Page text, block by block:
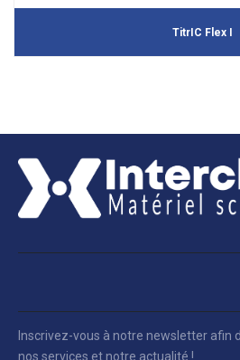
TitrIC Flex I
Inscrivez-vous à notre newsletter afin
nos services et notre actualité !